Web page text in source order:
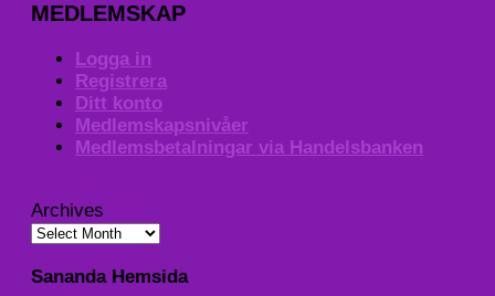
MEDLEMSKAP
Logga in
Registrera
Ditt konto
Medlemskapsnivåer
Medlemsbetalningar via Handelsbanken
Archives
Sananda Hemsida